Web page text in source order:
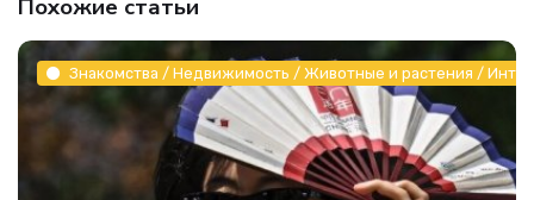
Похожие статьи
Знакомства / Недвижимость / Животные и растения /